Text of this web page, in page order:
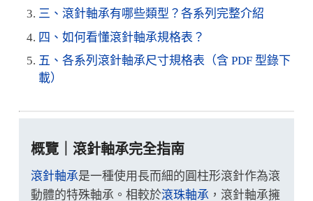
三、滾針軸承有哪些類型？各系列完整介紹
四、如何看懂滾針軸承規格表？
五、各系列滾針軸承尺寸規格表（含 PDF 型錄下
載）
概覽｜滾針軸承完全指南
滾針軸承是一種使用長而細的圓柱形滾針作為滾
動體的特殊軸承。相較於滾珠軸承，滾針軸承擁